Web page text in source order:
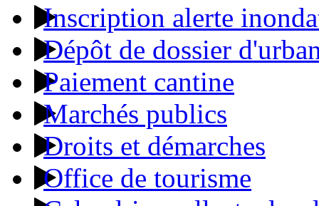
Inscription alerte
Dépôt de dossier
Paiement cantine
Marchés publics
Droits et démarches
Office de tourisme